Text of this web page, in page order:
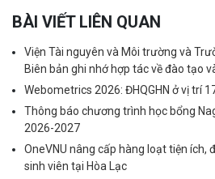
BÀI VIẾT LIÊN QUAN
Viện Tài nguyên và Môi trường và
Biên bản ghi nhớ hợp tác về đào tạo
Webometrics 2026: ĐHQGHN ở vị trí
Thông báo chương trình học bổng
2026-2027
OneVNU nâng cấp hàng loạt tiện ích,
sinh viên tại Hòa Lạc